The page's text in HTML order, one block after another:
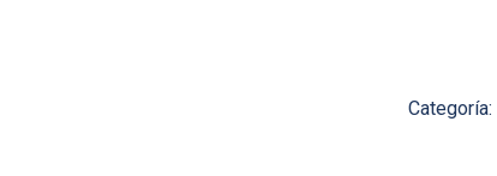
Categoría: